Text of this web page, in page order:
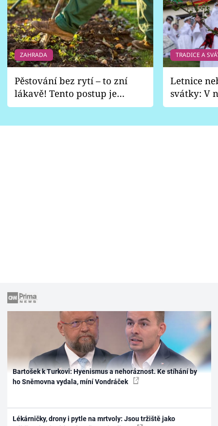
ZAHRADA
Pěstování bez rytí – to zní
lákavě! Tento postup je
vhodný jen pro některé
TRADICE A
Letnice
svátky: V
pondělí
Bartošek k Turkovi: Hyenismus a nehoráznost. Ke stíhání by
ho Sněmovna vydala, míní Vondráček
Lékárničky, drony i pytle na mrtvoly: Jsou tržiště jako